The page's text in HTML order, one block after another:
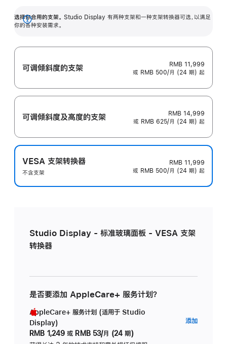
选择你合用的支架。 Studio Display 有两种支架和一种支架转换器可选，以满足
你的各种安装需求。
展
可调倾斜度的支架
RMB 11,999
或 RMB 500/月 (24 期) 起
可调倾斜度及高‍度的支‍架
RMB 14,999
或 RMB 625/月 (24 期) 起
VESA 支架转换器
不含支架
RMB 11,999
或 RMB 500/月 (24 期) 起
Studio Display - 标准玻璃面板 - VESA 支架
转换器
是否要添加 AppleCare+ 服务计划？
AppleCare+ 服务计划 (适用于 Studio
Display)
RMB 1,249 或 RMB 53/月 (24 期)
添加